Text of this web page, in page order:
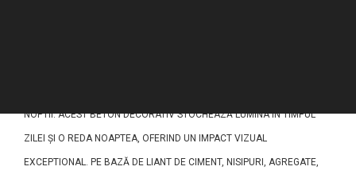
NOPTII. ACEST BETON DECORATIV STOCHEAZĂ LUMINA ÎN TIMPUL
ZILEI ȘI O REDA NOAPTEA, OFERIND UN IMPACT VIZUAL
EXCEPTIONAL. PE BAZĂ DE LIANT DE CIMENT, NISIPURI, AGREGATE,